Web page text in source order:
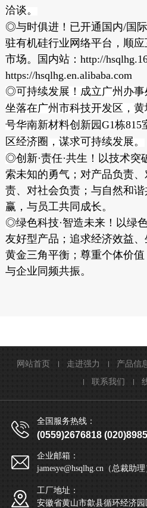
洽谈。
◎与时俱进！已开通国内/国
驻有机硅行业网络平台，顺
市场。国内站： http://
https://hsqlhg.en.alibaba.com
◎可持续发展！成立广州办
坐落在广州市科技开发区，
号华南新材料创新园G1栋815
区经济圈，谋求可持续发展。
◎创新·责任·共生！ 以技术突
索未知的勇气；对产品负责
责、对社会负责；与自然和
赢，与员工共同成长。
◎绿色科技·智造未来！ 以绿
友好型产品； 追求经济效益
黄金三角平衡； 尊重个体价
与企业同频共振。
网站首页 走进强力 产品信
联系我们
全国服务热线：
(0559)2676818
企业邮箱：
jamesye@hsqlhg.cn（总裁助理
工厂地址：
安徽省黄山市歙县循环经济园